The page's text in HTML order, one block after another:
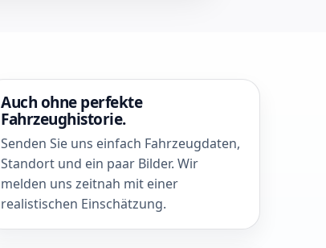
Auch ohne perfekte
Fahrzeughistorie.
Senden Sie uns einfach Fahrzeugdaten,
Standort und ein paar Bilder. Wir
melden uns zeitnah mit einer
realistischen Einschätzung.